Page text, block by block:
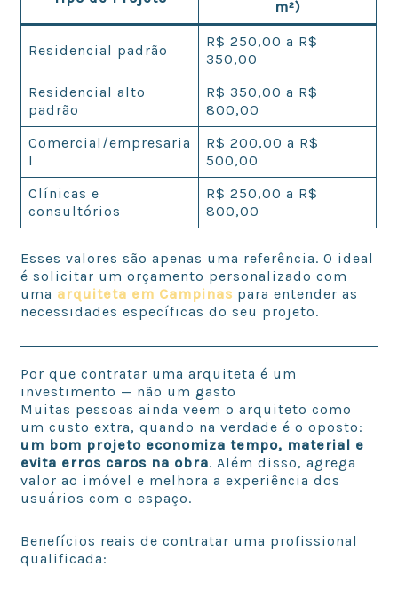
m²)
Residencial padrão
R$ 250,00 a R$
350,00
Residencial alto
padrão
R$ 350,00 a R$
800,00
Comercial/empresaria
l
R$ 200,00 a R$
500,00
Clínicas e
consultórios
R$ 250,00 a R$
800,00
Esses valores são apenas uma referência. O ideal
é solicitar um orçamento personalizado com
uma arquiteta em Campinas para entender as
necessidades específicas do seu projeto.
Por que contratar uma arquiteta é um
investimento — não um gasto
Muitas pessoas ainda veem o arquiteto como
um custo extra, quando na verdade é o oposto:
um bom projeto economiza tempo, material e
evita erros caros na obra. Além disso, agrega
valor ao imóvel e melhora a experiência dos
usuários com o espaço.
Benefícios reais de contratar uma profissional
qualificada: